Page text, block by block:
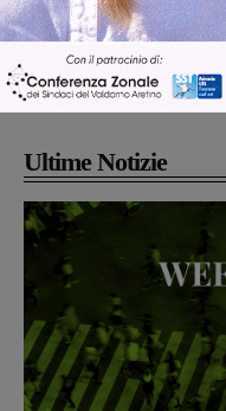
Articolo precedente
Consegnate le prime piantine agli
studenti delle scuole medie di
Montevarchi
Ultime Notizie